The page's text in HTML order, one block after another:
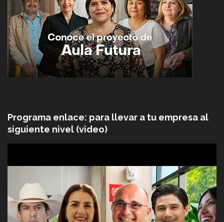
Programa enlace: para llevar a tu empresa al
siguiente nivel (video)